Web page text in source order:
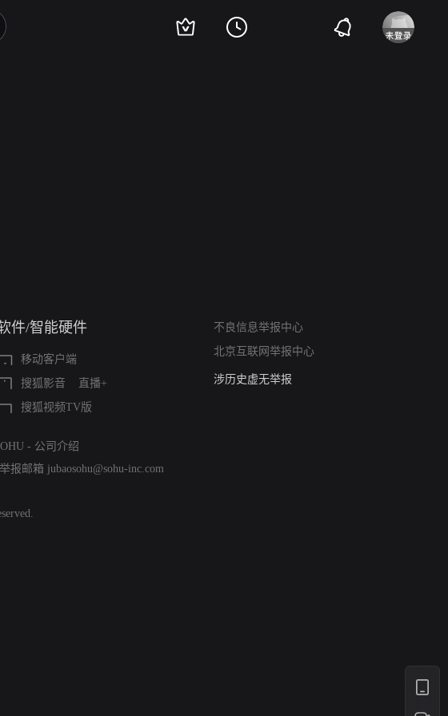
件/智能硬件
移动客户端
搜狐影音
直播+
搜狐视频TV版
不良信息举报中心
北京互联网举报中心
亚运会举报专区
涉历史虚无举报
- 公司介绍
举报邮箱 jubaosohu@sohu-inc.com